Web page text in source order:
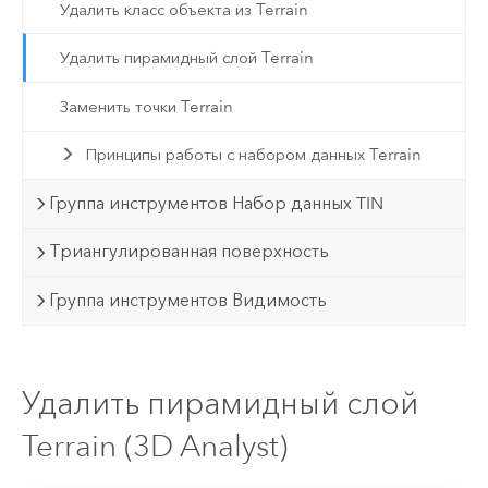
Удалить класс объекта из Terrain
Удалить пирамидный слой Terrain
Заменить точки Terrain
Принципы работы с набором данных Terrain
Группа инструментов Набор данных TIN
Триангулированная поверхность
Группа инструментов Видимость
Удалить пирамидный слой
Terrain (3D Analyst)